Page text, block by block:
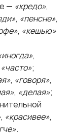
— «кредо»,
, «пенсне»,
, «кешью»
,
«часто»;
, «говоря»,
, «делая»;
, «красивее»,
.